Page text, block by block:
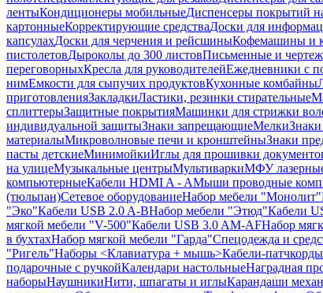
лентыКондиционеры мобильныеДиспенсеры покрытий
картонныеКорректирующие средстваДоски для
капсулахДоски для черчения и рейсшиныКофемашины и
пистолетовДыроколы до 300 листовПисьменные и
переговорныхКресла для руководителейЕжедневники с
нимЕмкости для сыпучих продуктовКухонные комбайны
приготовленияЗакладкиЛастики, резинки стирательные
сплиттерыЗащитные покрытияМашинки для стрижки
индивидуальной защитыЗнаки запрещающиеМелкиЗнаки
материалыМикроволновые печи и кронштейныЗнаки
пасты детскиеМинимойкиИглы для прошивки
на улицеМузыкальные центрыМультиваркиМФУ
компьютерныеКабели HDMI A - AМыши проводные
(тюльпан)Сетевое оборудованиеНабор мебели "Монолит"
"Эко"Кабели USB 2.0 A-BНабор мебели "Этюд"Кабели
мягкой мебели "V-500"Кабели USB 3.0 AM-AFНабор
в бухтахНабор мягкой мебели "Гарда"Спецодежда и
"Ригель"Наборы <Клавиатура + мышь>Кабели-
подарочные с ручкойКалендари настольныеНаградная
наборыНаушникиНити, шпагаты и иглыКарандаши